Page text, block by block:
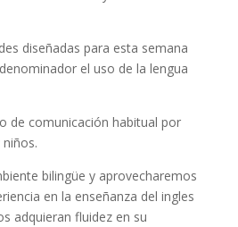
diseñadas para esta semana
el uso de la lengua
de comunicación habitual por
bilingüe y aprovecharemos
en la enseñanza del ingles
adquieran fluidez en su